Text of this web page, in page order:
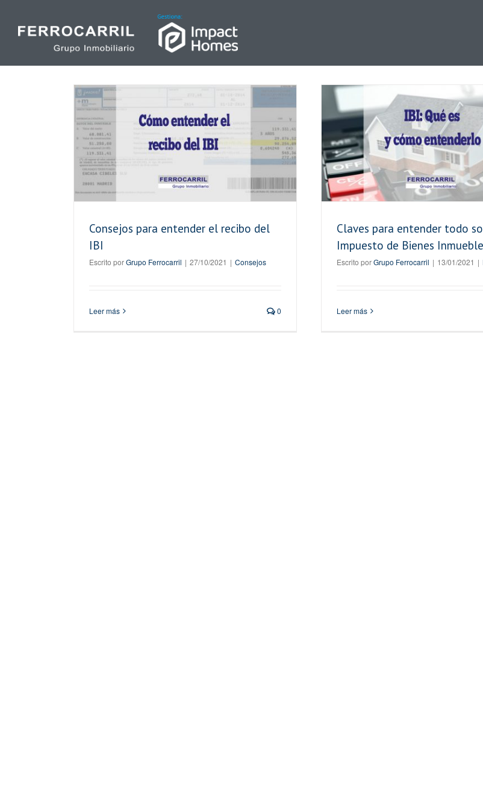
content
Consejos para entender el recibo del
IBI
Escrito porGrupo Ferrocarril | 27/10/2021 | Consejos
Leer más 0
Claves para entender todo sobre el Impuesto de
Claves para entender todo
Impuesto de Bienes
Escrito porGrupo Ferrocarril | 13/01/2021 |
Leer más